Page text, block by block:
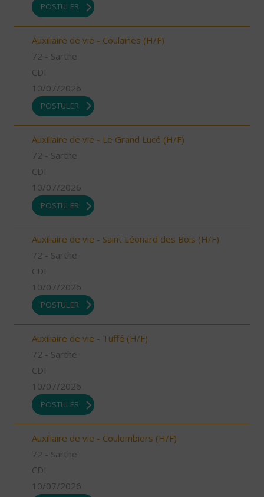
POSTULER
Auxiliaire de vie - Coulaines (H/F)
72 - Sarthe
CDI
10/07/2026
POSTULER
Auxiliaire de vie - Le Grand Lucé (H/F)
72 - Sarthe
CDI
10/07/2026
POSTULER
Auxiliaire de vie - Saint Léonard des Bois (H/F)
72 - Sarthe
CDI
10/07/2026
POSTULER
Auxiliaire de vie - Tuffé (H/F)
72 - Sarthe
CDI
10/07/2026
POSTULER
Auxiliaire de vie - Coulombiers (H/F)
72 - Sarthe
CDI
10/07/2026